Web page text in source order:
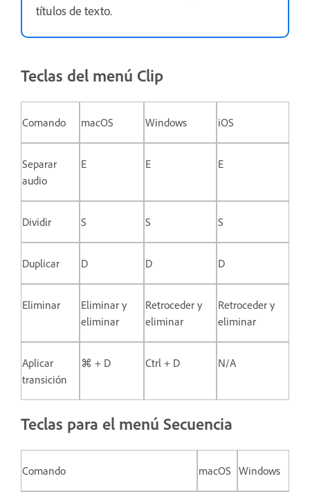
títulos de texto.
Teclas del menú Clip
Comando macOS Windows iOS
Separar
audio
E E E
Dividir S S S
Duplicar D D D
Eliminar
Eliminar y
eliminar
Retroceder y
eliminar
Retroceder y
eliminar
Aplicar
transición
⌘ + D Ctrl + D N/A
Teclas para el menú Secuencia
Comando macOS Windows